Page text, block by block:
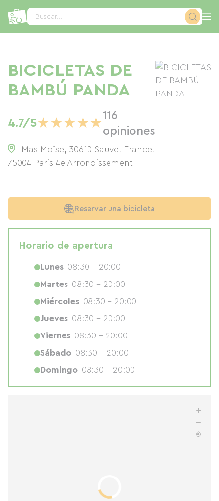
Buscar...
BICICLETAS DE
BAMBÚ PANDA
4.7/5★★★★★
116
opiniones
Mas Moïse, 30610 Sauve, France,
75004 Paris 4e Arrondissement
Reservar una bicicleta
Horario de apertura
Lunes 08:30 - 20:00
Martes 08:30 - 20:00
Miércoles 08:30 - 20:00
Jueves 08:30 - 20:00
Viernes 08:30 - 20:00
Sábado 08:30 - 20:00
Domingo 08:30 - 20:00
Panel de gestión de cookies